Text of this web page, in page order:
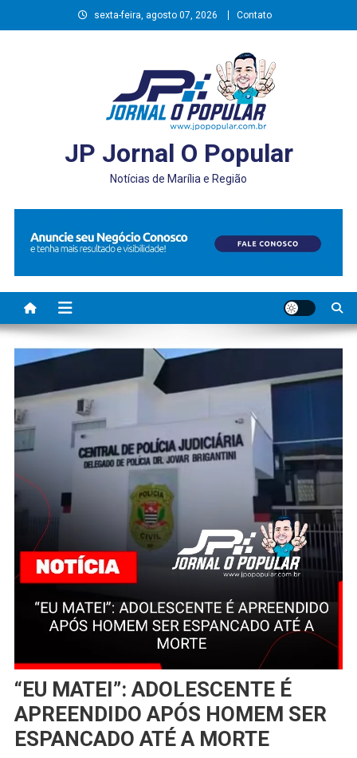
to
sexta-feira, agosto 07, 2026 Contato
JP Jornal O Popular
Notícias de Marília e Região
“EU MATEI”: ADOLESCENTE É
APREENDIDO APÓS HOMEM SER
ESPANCADO ATÉ A MORTE